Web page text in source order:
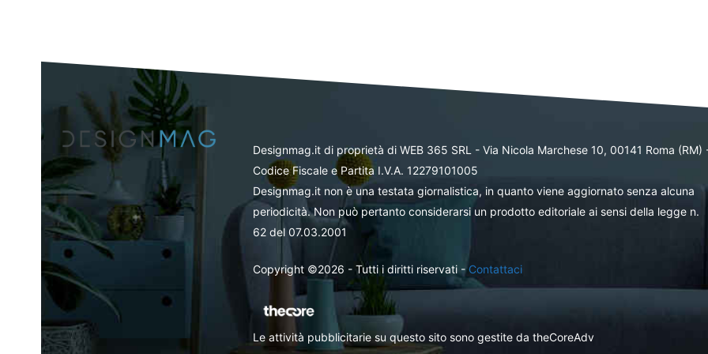
Designmag.it di proprietà di WEB 365 SRL - Via Nicola Marchese 10, 00141 Roma (RM)
Codice Fiscale e Partita I.V.A. 12279101005
Designmag.it non è una testata giornalistica, in quanto viene aggiornato senza alcuna
periodicità. Non può pertanto considerarsi un prodotto editoriale ai sensi della legge n.
62 del 07.03.2001
Copyright ©2026 - Tutti i diritti riservati -Contattaci
Le attività pubblicitarie su questo sito sono gestite da theCoreAdv